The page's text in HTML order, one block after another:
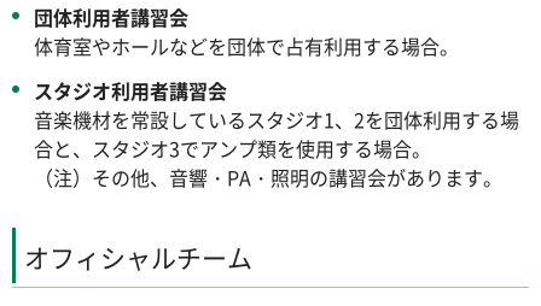
団体利用者講習会
体育室やホールなどを団体で占有利用する場合。
スタジオ利用者講習会
音楽機材を常設しているスタジオ1、2を団体利用する場
合と、スタジオ3でアンプ類を使用する場合。
（注）その他、音響・PA・照明の講習会があります。
オフィシャルチーム